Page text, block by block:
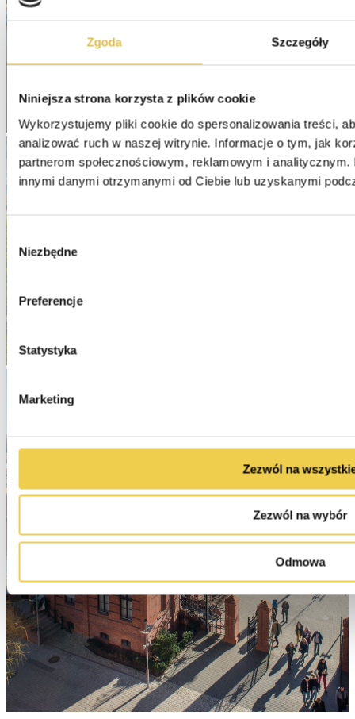
Zgoda Szczegóły
Niniejsza strona korzysta z plików cookie
Wykorzystujemy pliki cookie do spersonalizowania treści,
analizować ruch w naszej witrynie. Informacje o tym, jak
partnerom społecznościowym, reklamowym i
innymi danymi otrzymanymi od Ciebie lub uzyskanymi
Wybór
zgody
Niezbędne
Preferencje
Statystyka
Marketing
Zezwól na
Zezwól na wybór
Odmowa